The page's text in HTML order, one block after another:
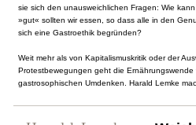
sie sich den unausweichlichen Fragen: Wie
»gut« sollten wir essen, so dass alle in den
sich eine Gastroethik begründen?
Weit mehr als von Kapitalismuskritik oder der
Protestbewegungen geht die
gastrosophischen Umdenken. Harald Lemke